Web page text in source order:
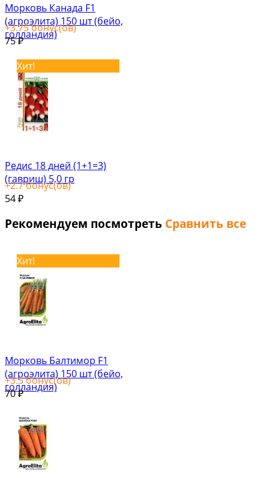
Морковь Канада F1
(агроэлита) 150 шт (бейо,
голландия)
+3.75бонус(ов)
75₽
Хит!
Редис 18 дней (1+1=3)
(гавриш) 5,0 гр
+2.7бонус(ов)
54 ₽
Рекомендуем посмотреть Сравнить все
Хит!
Морковь Балтимор F1
(агроэлита) 150 шт (бейо,
голландия)
+3.5бонус(ов)
70₽